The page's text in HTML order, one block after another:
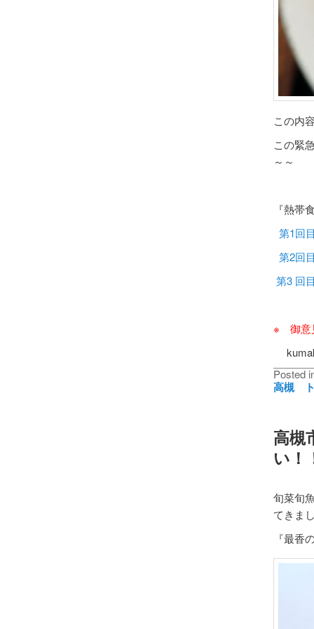
この内
この緊
～～
『熱
第1回
第2回
第3 回
※ 御意
Posted
高槻
高槻
い！
旬菜旬
てきま
『最